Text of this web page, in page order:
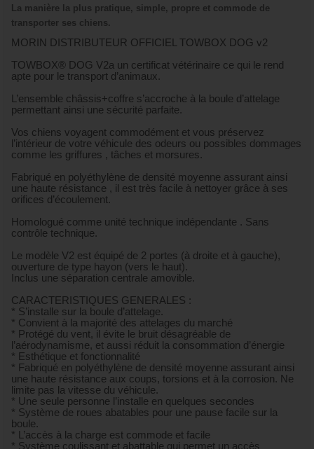
La manière la plus pratique, simple, propre et commode de
transporter ses chiens.
MORIN DISTRIBUTEUR OFFICIEL TOWBOX DOG v2
TOWBOX® DOG V2a un certificat vétérinaire ce qui le rend
apte pour le transport d’animaux.
L’ensemble châssis+coffre s’accroche à la boule d’attelage
permettant ainsi une sécurité parfaite.
Vos chiens voyagent commodément et vous préservez
l’intérieur de votre véhicule des odeurs ou possibles dommages
comme les griffures , tâches et morsures.
Fabriqué en polyéthylène de densité moyenne assurant ainsi
une haute résistance , il est très facile à nettoyer grâce à ses
orifices d’écoulement.
Homologué comme unité technique indépendante . Sans
contrôle technique.
Le modèle V2 est équipé de 2 portes (à droite et à gauche),
ouverture de type hayon (vers le haut).
Inclus une séparation centrale amovible.
CARACTERISTIQUES GENERALES :
* S’installe sur la boule d’attelage.
* Convient à la majorité des attelages du marché
* Protégé du vent, il évite le bruit désagréable de
l’aérodynamisme, et aussi réduit la consommation d’énergie
* Esthétique et fonctionnalité
* Fabriqué en polyéthylène de densité moyenne assurant ainsi
une haute résistance aux coups, torsions et à la corrosion. Ne
limite pas la vitesse du véhicule.
* Une seule personne l’installe en quelques secondes
* Système de roues abatables pour une pause facile sur la
boule.
* L’accès à la charge est commode et facile
* Système coulissant et abattable qui permet un accès